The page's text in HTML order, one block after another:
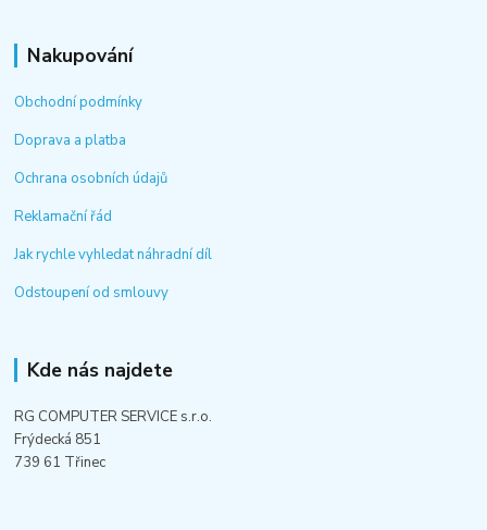
Nakupování
Obchodní podmínky
Doprava a platba
Ochrana osobních údajů
Reklamační řád
Jak rychle vyhledat náhradní díl
Odstoupení od smlouvy
Kde nás najdete
RG COMPUTER SERVICE s.r.o.
Frýdecká 851
739 61 Třinec